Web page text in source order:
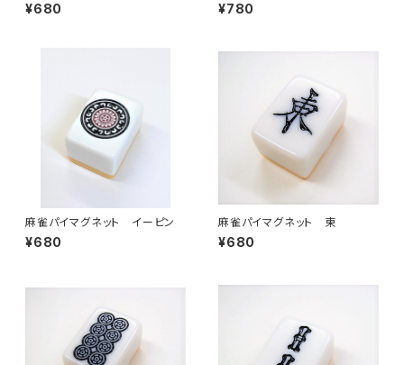
¥680 ¥780
麻雀パイマグネット イーピン
¥680
麻雀パイマグネット 東
¥680